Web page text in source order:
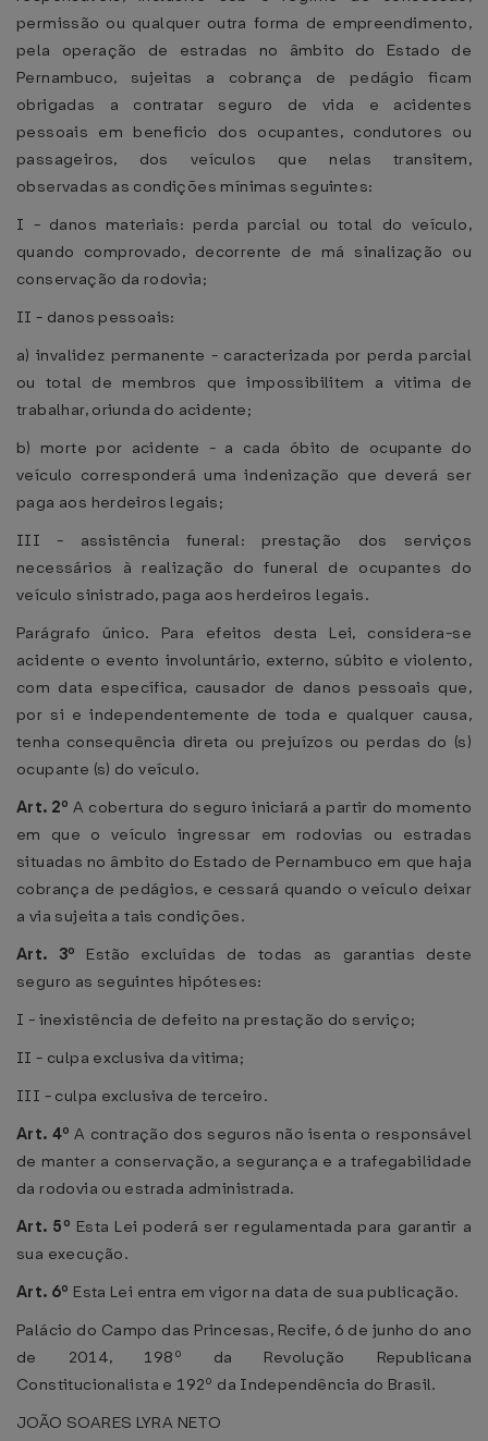
permissão ou qualquer outra forma de empreendimento,
pela operação de estradas no âmbito do Estado de
Pernambuco, sujeitas a cobrança de pedágio ficam
obrigadas a contratar seguro de vida e acidentes
pessoais em beneficio dos ocupantes, condutores ou
passageiros, dos veículos que nelas transitem,
observadas as condições mínimas seguintes:
I - danos materiais: perda parcial ou total do veículo,
quando comprovado, decorrente de má sinalização ou
conservação da rodovia;
II - danos pessoais:
a) invalidez permanente - caracterizada por perda parcial
ou total de membros que impossibilitem a vitima de
trabalhar, oriunda do acidente;
b) morte por acidente - a cada óbito de ocupante do
veículo corresponderá uma indenização que deverá ser
paga aos herdeiros legais;
III - assistência funeral: prestação dos serviços
necessários à realização do funeral de ocupantes do
veículo sinistrado, paga aos herdeiros legais.
Parágrafo único. Para efeitos desta Lei, considera-se
acidente o evento involuntário, externo, súbito e violento,
com data específica, causador de danos pessoais que,
por si e independentemente de toda e qualquer causa,
tenha consequência direta ou prejuízos ou perdas do (s)
ocupante (s) do veículo.
Art. 2º A cobertura do seguro iniciará a partir do momento
em que o veículo ingressar em rodovias ou estradas
situadas no âmbito do Estado de Pernambuco em que haja
cobrança de pedágios, e cessará quando o veículo deixar
a via sujeita a tais condições.
Art. 3º Estão excluídas de todas as garantias deste
seguro as seguintes hipóteses:
I - inexistência de defeito na prestação do serviço;
II - culpa exclusiva da vitima;
III - culpa exclusiva de terceiro.
Art. 4ºA contração dos seguros não isenta o responsável
de manter a conservação, a segurança e a trafegabilidade
da rodovia ou estrada administrada.
Art. 5º Esta Lei poderá ser regulamentada para garantir a
sua execução.
Art. 6º Esta Lei entra em vigor na data de sua publicação.
Palácio do Campo das Princesas, Recife, 6 de junho do ano
de 2014, 198º da Revolução Republicana
Constitucionalista e 192º da Independência do Brasil.
JOÃO SOARES LYRA NETO